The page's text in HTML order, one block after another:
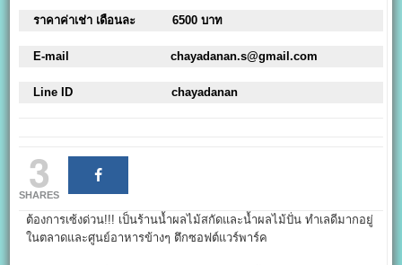
ราคาค่าเช่า เดือนละ 6500 บาท
E-mail chayadanan.s@gmail.com
Line ID chayadanan
3
SHARES
ต้องการเซ้งด่วน!!! เป็นร้านน้ำผลไม้สกัดและน้ำผลไม้ปั่น ทำเลดีมากอยู่
ในตลาดและศูนย์อาหารข้างๆ ตึกซอฟต์แวร์พาร์ค